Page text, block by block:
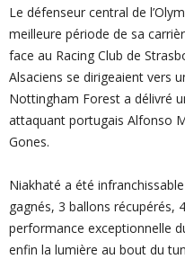
Le défenseur central de
meilleure période de sa
face au Racing Club de
Alsaciens se dirigeaient vers
Nottingham Forest a délivré
attaquant portugais Alfonso
Gones.
Niakhaté a été
gagnés, 3 ballons récupérés,
performance exceptionnelle
enfin la lumière au bout du